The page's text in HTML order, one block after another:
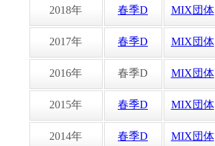
2018年 春季D MIX団体
2017年 春季D MIX団体
2016年 春季D MIX団体
2015年 春季D MIX団体
2014年 春季D MIX団体